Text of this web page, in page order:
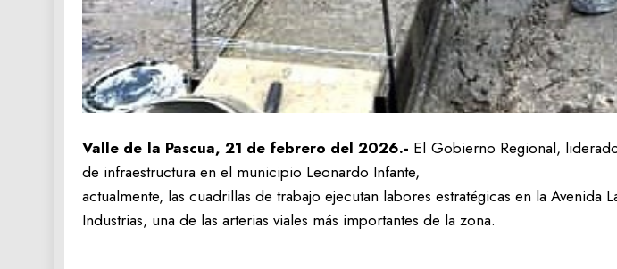
Valle de la Pascua, 21 de febrero del 2026.- El Gobierno Regional,
de infraestructura en el municipio Leonardo Infante,
actualmente, las cuadrillas de trabajo ejecutan labores estratégicas en la Avenida
Industrias, una de las arterias viales más importantes de la zona.